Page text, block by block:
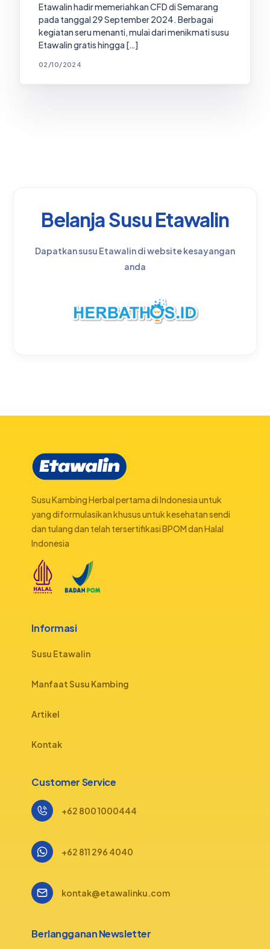
Etawalin hadir memeriahkan CFD di Semarang
pada tanggal 29 September 2024. Berbagai
kegiatan seru menanti, mulai dari menikmati susu
Etawalin gratis hingga […]
02/10/2024
Belanja Susu Etawalin
Dapatkan susu Etawalin di website kesayangan
anda
Susu Kambing Herbal pertama di Indonesia untuk
yang diformulasikan khusus untuk kesehatan sendi
dan tulang dan telah tersertifikasi BPOM dan Halal
Indonesia
Informasi
Susu Etawalin
Manfaat Susu Kambing
Artikel
Kontak
Customer Service
+62 800 1000444
+62 811 296 4040
kontak@etawalinku.com
Berlangganan Newsletter